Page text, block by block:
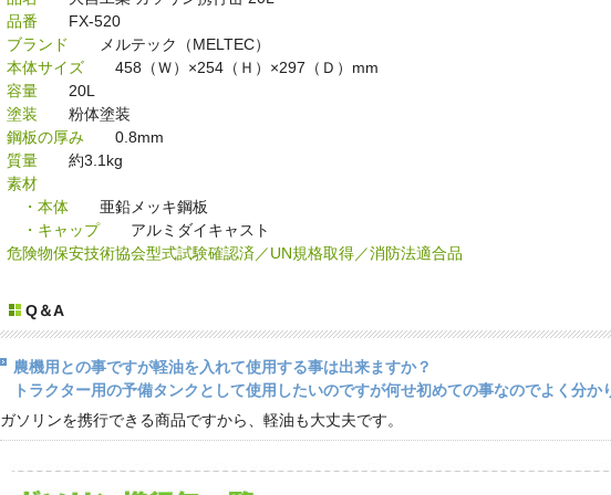
品番 FX-520
ブランド
メルテック（MELTEC）
本体サイズ 458（Ｗ）×254（Ｈ）×297（Ｄ）mm
容量 20L
塗装 粉体塗装
鋼板の厚み 0.8mm
質量 約3.1kg
素材
・本体 亜鉛メッキ鋼板
・キャップアルミダイキャスト
危険物保安技術協会型式試験確認済／UN規格取得／消防法適合品
Q＆A
農機用との事ですが軽油を入れて使用する事は出来ますか？
トラクター用の予備タンクとして使用したいのですが何せ初めての事なのでよく分か
ガソリンを携行できる商品ですから、軽油も大丈夫です。